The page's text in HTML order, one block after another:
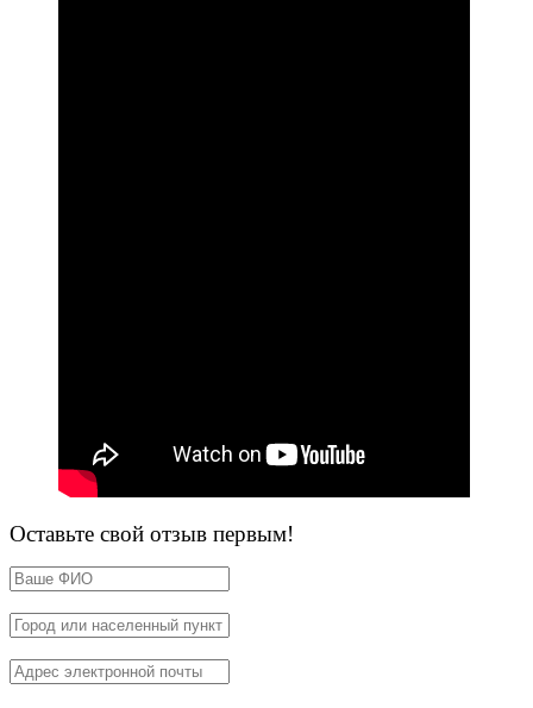
Оставьте свой отзыв первым!